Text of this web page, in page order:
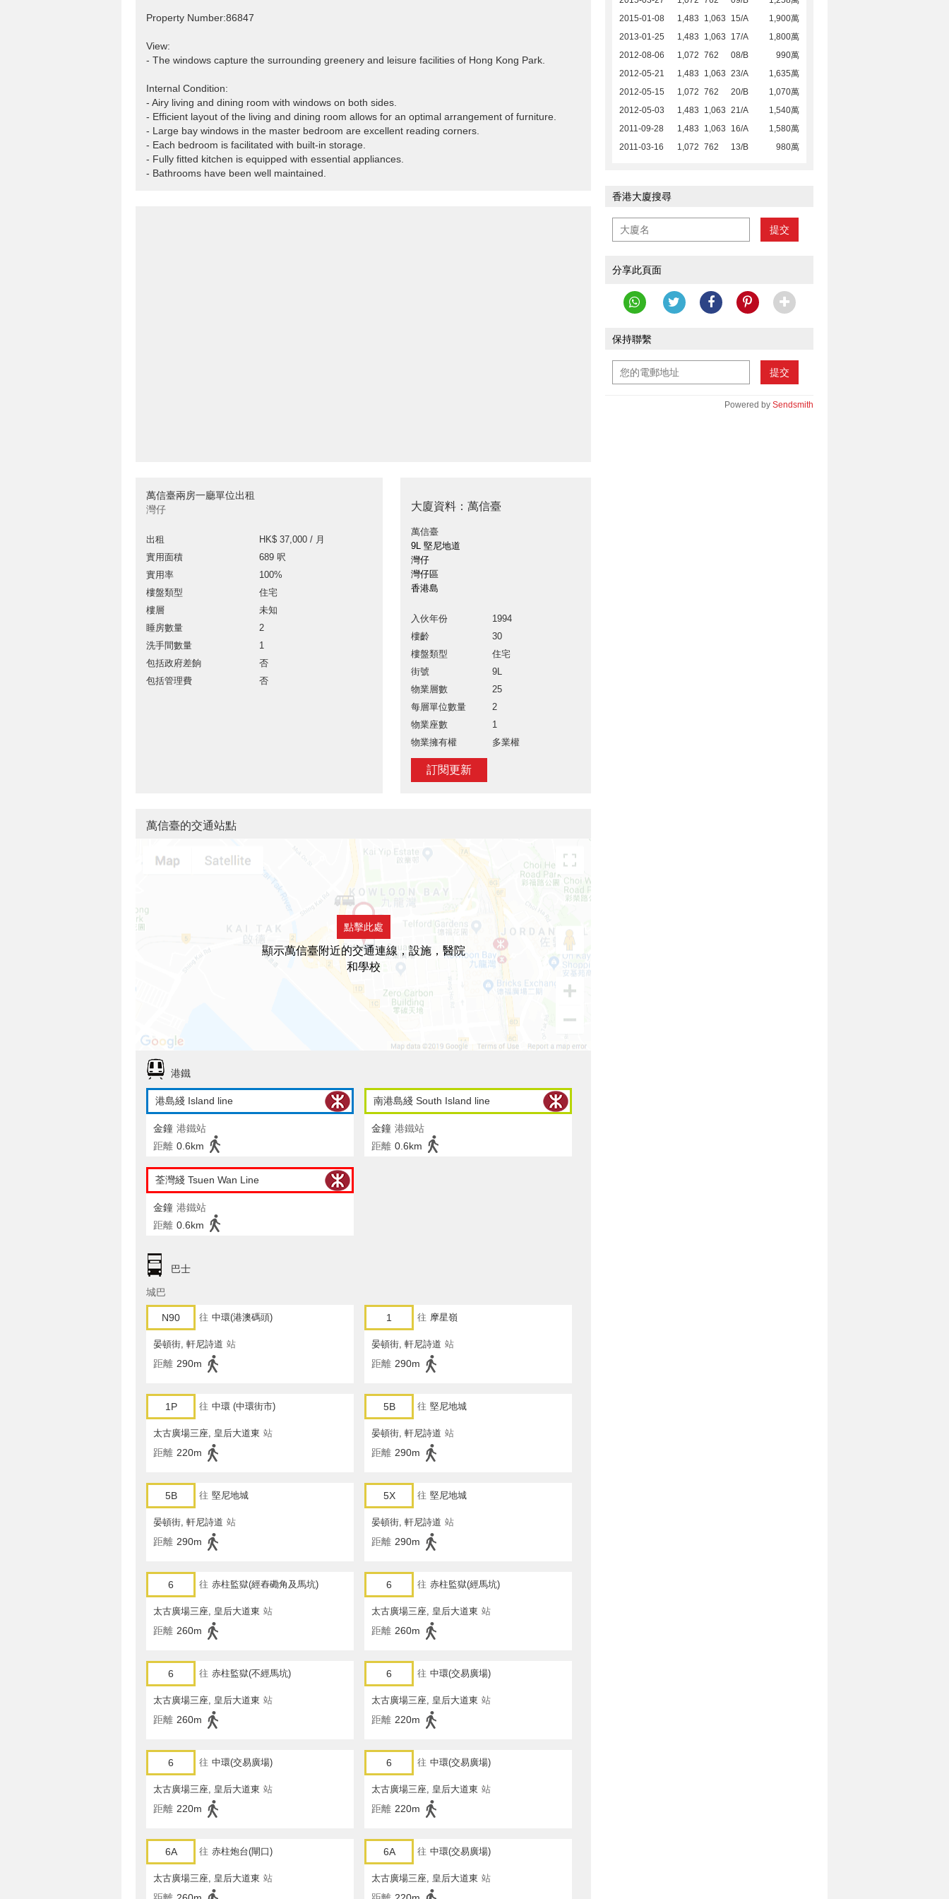
Property Number:86847
View:
- The windows capture the surrounding greenery and leisure facilities of Hong Kong Park.
Internal Condition:
- Airy living and dining room with windows on both sides.
- Efficient layout of the living and dining room allows for an optimal arrangement of furniture.
- Large bay windows in the master bedroom are excellent reading corners.
- Each bedroom is facilitated with built-in storage.
- Fully fitted kitchen is equipped with essential appliances.
- Bathrooms have been well maintained.
萬信臺兩房一廳單位出租
灣仔
出租
HK$ 37,000 / 月
實用面積
689 呎
實用率
100%
樓盤類型
住宅
樓層
未知
睡房數量
2
洗手間數量
1
包括政府差餉
否
包括管理費
否
大廈資料：萬信臺
萬信臺
9L 堅尼地道
灣仔
灣仔區
香港島
入伙年份
1994
樓齡
30
樓盤類型
住宅
街號
9L
物業層數
25
每層單位數量
2
物業座數
1
物業擁有權
多業權
訂閱更新
2015-01-08
1,483 1,063 15/A
1,900萬
2013-01-25
1,483 1,063 17/A
1,800萬
2012-08-06
1,072 762 08/B
990萬
2012-05-21
1,483 1,063 23/A
1,635萬
2012-05-15
1,072 762 20/B
1,070萬
2012-05-03
1,483 1,063 21/A
1,540萬
2011-09-28
1,483 1,063 16/A
1,580萬
2011-03-16
1,072 762 13/B 980萬
香港大廈搜尋
提交
分享此頁面
保持聯繫
提交
Powered by Sendsmith
萬信臺的交通站點
點擊此處
顯示萬信臺附近的交通連線，設施，醫院
和學校
港鐵
港島綫 Island line
金鐘 港鐵站
距離 0.6km
南港島綫 South Island line
金鐘 港鐵站
距離 0.6km
荃灣綫 Tsuen Wan Line
金鐘 港鐵站
距離 0.6km
巴士
城巴
N90 往 中環(港澳碼頭)
晏頓街, 軒尼詩道 站
距離 290m
1 往 摩星嶺
晏頓街, 軒尼詩道 站
距離 290m
1P 往 中環 (中環街市)
太古廣場三座, 皇后大道東 站
距離 220m
5B 往 堅尼地城
晏頓街, 軒尼詩道 站
距離 290m
5B 往 堅尼地城
晏頓街, 軒尼詩道 站
距離 290m
5X 往 堅尼地城
晏頓街, 軒尼詩道 站
距離 290m
6 往 赤柱監獄(經舂磡角及馬坑)
太古廣場三座, 皇后大道東 站
距離 260m
6 往 赤柱監獄(經馬坑)
太古廣場三座, 皇后大道東 站
距離 260m
6 往 赤柱監獄(不經馬坑)
太古廣場三座, 皇后大道東 站
距離 260m
6 往 中環(交易廣場)
太古廣場三座, 皇后大道東 站
距離 220m
6 往 中環(交易廣場)
太古廣場三座, 皇后大道東 站
距離 220m
6 往 中環(交易廣場)
太古廣場三座, 皇后大道東 站
距離 220m
6A 往 赤柱炮台(閘口)
太古廣場三座, 皇后大道東 站
6A 往 中環(交易廣場)
太古廣場三座, 皇后大道東 站